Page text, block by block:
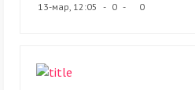
13-мар, 12:05 0 0